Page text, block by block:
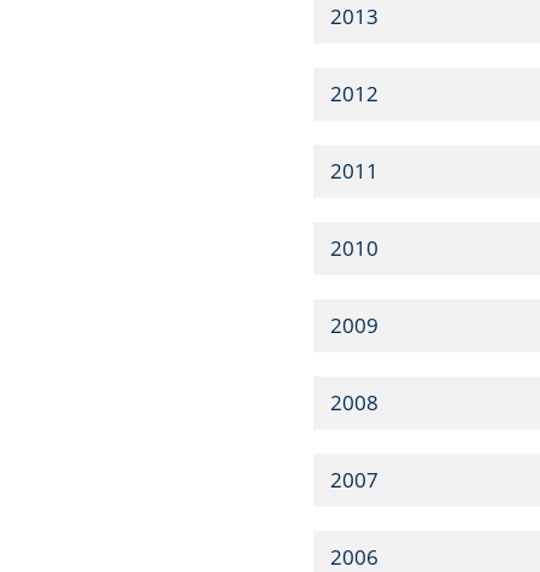
2013
2012
2011
2010
2009
2008
2007
2006